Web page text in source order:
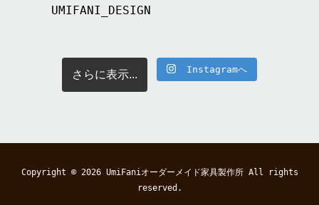
UMIFANI_DESIGN
さらに表示... Instagramへ
Copyright © 2026 UmiFaniオーダーメイド家具製作所All rights
reserved.